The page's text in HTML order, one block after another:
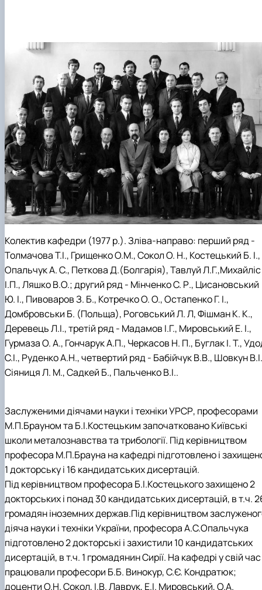
Колектив кафедри (1977 р.). Зліва-направо: перший ряд -
Толмачова Т.І., Грищенко О.М., Сокол О. Н., Костецький Б. І.,
Опальчук А. С., Петкова Д.(Болгарія), Тавлуй Л.Г.,Михайліс
І.П., Ляшко В.О.; другий ряд - Мінченко С. Р., Цисановський
Ю. І., Пивоваров З. Б., Котречко О. О., Остапенко Г. І.,
Домбровськи Б. (Польща), Роговський Л. Л, Фішман К. К.,
Деревець Л.І., третій ряд - Мадамов І.Г., Мировський Е. І.,
Гурмаза О. А., Гончарук А.П., Черкасов Н. П., Буглак І. Т.,
С.І., Руденко А.Н., четвертий ряд - Бабійчук В.В., Шовкун
Сіяниця Л. М., Садкей Б., Пальченко В.І..
Заслуженими діячами науки і техніки УРСР, професорами
М.П.Брауном та Б.І.Костецьким започатковано Київські
школи металознавства та трибології. Під керівництвом
професора М.П.Брауна на кафедрі підготовлено і
1 докторську і 16 кандидатських дисертацій.
Під керівництвом професора Б.І.Костецького захищено 2
докторських і понад 30 кандидатських дисертацій, в т.ч.
громадян іноземних держав.Під керівництвом
діяча науки і техніки України, професора А.С.Опальчука
підготовлено 2 докторські і захистили 10 кандидатських
дисертацій, в т.ч. 1 громадянин Сирії. На кафедрі у свій час
працювали професори Б.Б. Винокур, С.Є. Кондратюк;
доценти О.Н. Сокол, І.В. Лаврук, Е.І. Мировський, О.А.